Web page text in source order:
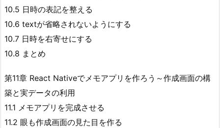
10.5 日時の表記を整える
10.6 textが省略されないようにする
10.7 日時を右寄せにする
10.8 まとめ
第11章 React Nativeでメモアプリを作ろう～作成画面の構
築と実データの利用
11.1 メモアプリを完成させる
11.2 眼も作成画面の見た目を作る